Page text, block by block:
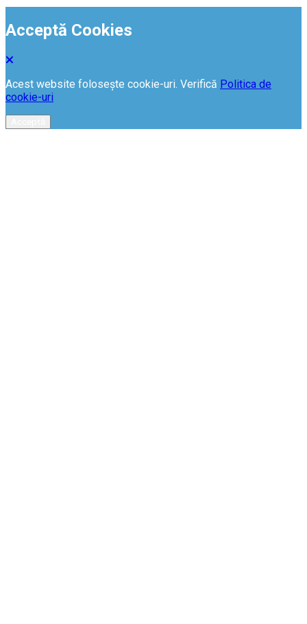
Acceptă Cookies
Acest website folosește cookie-uri. Verifică Politica de
cookie-uri